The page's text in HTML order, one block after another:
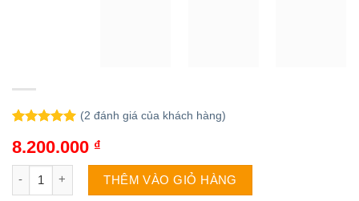
dựa trên
(2 đánh giá của khách hàng)
8.200.000 ₫
Máy giặt Panasonic NA-FD95X1LRV | 9.5kg cửa trên inverter
THÊM VÀO GIỎ HÀNG